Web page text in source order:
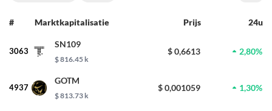
# Marktkapitalisatie Prijs 24u
3063
SN109
$ 816.45 k
$ 0,6613 2,80%
4937
GOTM
$ 813.73 k
$ 0,001059 1,30%